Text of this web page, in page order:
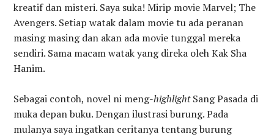
kreatif dan misteri. Saya suka! Mirip movie Marvel; The
Avengers. Setiap watak dalam movie tu ada peranan
masing masing dan akan ada movie tunggal mereka
sendiri. Sama macam watak yang direka oleh Kak Sha
Hanim.
Sebagai contoh, novel ni meng-highlightSang Pasada di
muka depan buku. Dengan ilustrasi burung. Pada
mulanya saya ingatkan ceritanya tentang burung